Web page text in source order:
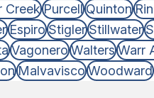
CreekPurcellQuinton
EspiroStiglerStillwater
VagoneroWaltersWarr
MalvaviscoWoodward